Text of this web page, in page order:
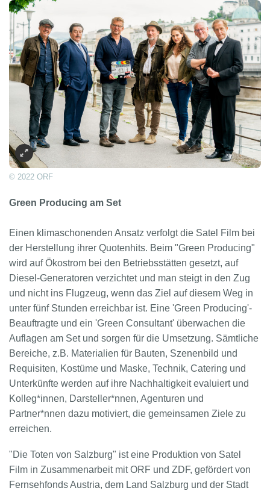
© 2022 ORF
Green Producing am Set
Einen klimaschonenden Ansatz verfolgt die Satel Film bei
der Herstellung ihrer Quotenhits. Beim "Green Producing"
wird auf Ökostrom bei den Betriebsstätten gesetzt, auf
Diesel-Generatoren verzichtet und man steigt in den Zug
und nicht ins Flugzeug, wenn das Ziel auf diesem Weg in
unter fünf Stunden erreichbar ist. Eine 'Green Producing'-
Beauftragte und ein 'Green Consultant' überwachen die
Auflagen am Set und sorgen für die Umsetzung. Sämtliche
Bereiche, z.B. Materialien für Bauten, Szenenbild und
Requisiten, Kostüme und Maske, Technik, Catering und
Unterkünfte werden auf ihre Nachhaltigkeit evaluiert und
Kolleg*innen, Darsteller*nnen, Agenturen und
Partner*nnen dazu motiviert, die gemeinsamen Ziele zu
erreichen.
"Die Toten von Salzburg" ist eine Produktion von Satel
Film in Zusammenarbeit mit ORF und ZDF, gefördert von
Fernsehfonds Austria, dem Land Salzburg und der Stadt